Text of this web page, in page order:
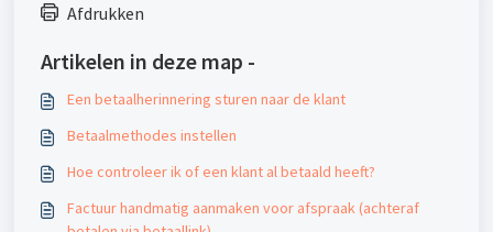
Afdrukken
Artikelen in deze map -
Een betaalherinnering sturen naar de klant
Betaalmethodes instellen
Hoe controleer ik of een klant al betaald heeft?
Factuur handmatig aanmaken voor afspraak (achteraf